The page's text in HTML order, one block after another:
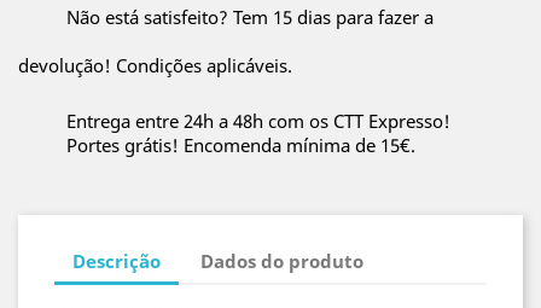
Não está satisfeito? Tem 15 dias para fazer a
devolução! Condições aplicáveis.
Entrega entre 24h a 48h com os CTT Expresso!
Portes grátis! Encomenda mínima de 15€.
Descrição Dados do produto